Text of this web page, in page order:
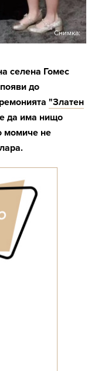
Снимка:
селена Гомес
до
"Златен
да има нищо
момиче не